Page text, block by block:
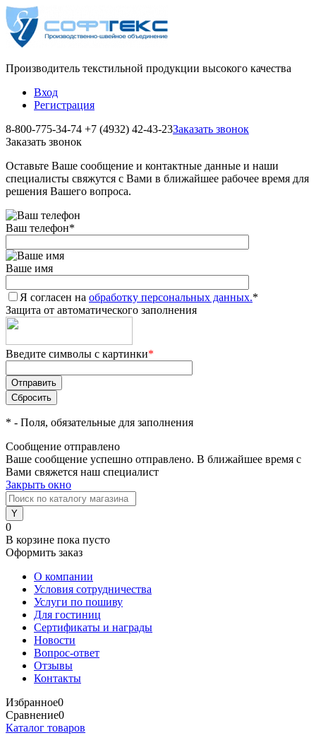
Производитель текстильной продукции высокого качества
Вход
Регистрация
8-800-775-34-74 +7 (4932) 42-43-23Заказать звонок
Заказать звонок
Оставьте Ваше сообщение и контактные данные и наши
специалисты свяжутся с Вами в ближайшее рабочее время для
решения Вашего вопроса.
Ваш телефон*
Ваше имя
Я согласен на обработку персональных данных.*
Защита от автоматического заполнения
Введите символы с картинки*
* - Поля, обязательные для заполнения
Сообщение отправлено
Ваше сообщение успешно отправлено. В ближайшее время с
Вами свяжется наш специалист
Закрыть окно
0
В корзине пока пусто
Оформить заказ
О компании
Условия сотрудничества
Услуги по пошиву
Для гостиниц
Сертификаты и награды
Новости
Вопрос-ответ
Отзывы
Контакты
Избранное0
Сравнение0
Каталог товаров